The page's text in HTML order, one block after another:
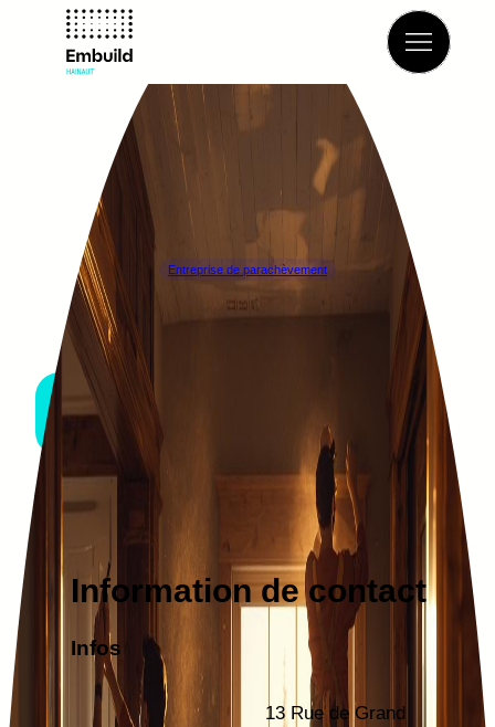
Retour à l’annuaire
Entreprise de parachèvement
TERRATOM
Information de contact
Infos
13 Rue de Grand